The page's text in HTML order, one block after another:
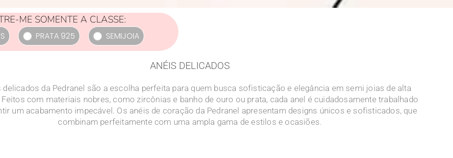
ME SOMENTE A CLASSE:
PRATA 925 SEMIJOIA
ANÉIS DELICADOS
delicados da Pedranel são a escolha perfeita para quem busca sofisticação e elegância em semi joias de alta
Feitos com materiais nobres, como zircônias e banho de ouro ou prata, cada anel é cuidadosamente trabalhado
um acabamento impecável. Os anéis de coração da Pedranel apresentam designs únicos e sofisticados, que
combinam perfeitamente com uma ampla gama de estilos e ocasiões.